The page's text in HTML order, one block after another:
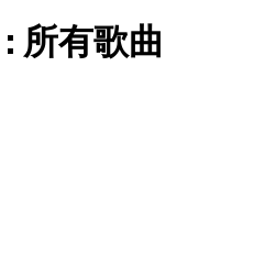
: 所有歌曲